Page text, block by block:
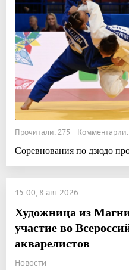
Прочитали: 275
Соревнования по дзюдо
15:00, 8 авг 2026
Художница из
участие во
акварелистов
Новости